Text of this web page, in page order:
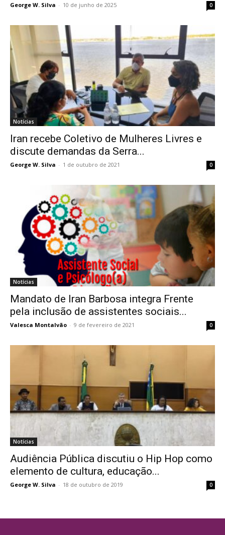
George W. Silva - 10 de junho de 2025 0
Notícias
Iran recebe Coletivo de Mulheres Livres e
discute demandas da Serra...
George W. Silva - 1 de outubro de 2021 0
Notícias
Mandato de Iran Barbosa integra Frente
pela inclusão de assistentes sociais...
Valesca Montalvão - 9 de fevereiro de 2021 0
Notícias
Audiência Pública discutiu o Hip Hop como
elemento de cultura, educação...
George W. Silva - 18 de outubro de 2019 0